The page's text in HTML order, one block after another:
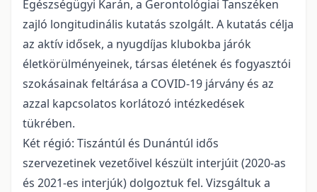
Egészségügyi Karán, a Gerontológiai Tanszéken
zajló longitudinális kutatás szolgált. A kutatás célja
az aktív idősek, a nyugdíjas klubokba járók
életkörülményeinek, társas életének és fogyasztói
szokásainak feltárása a COVID-19 járvány és az
azzal kapcsolatos korlátozó intézkedések
tükrében.
Két régió: Tiszántúl és Dunántúl idős
szervezetinek vezetőivel készült interjúit (2020-as
és 2021-es interjúk) dolgoztuk fel. Vizsgáltuk a